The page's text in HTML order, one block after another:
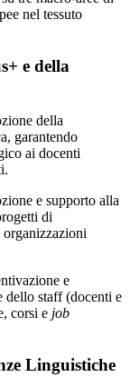
nel tessuto
e della
della
garantendo
ai docenti
e supporto alla
di
e
dello staff (docenti e
corsi e job
Linguistiche